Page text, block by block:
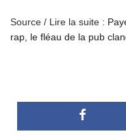
Source / Lire la suite :
rap, le fléau de la pub